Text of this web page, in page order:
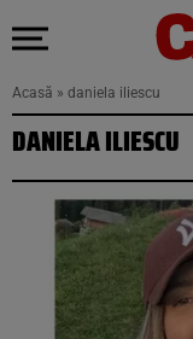
Acasă » daniela iliescu
DANIELA ILIESCU